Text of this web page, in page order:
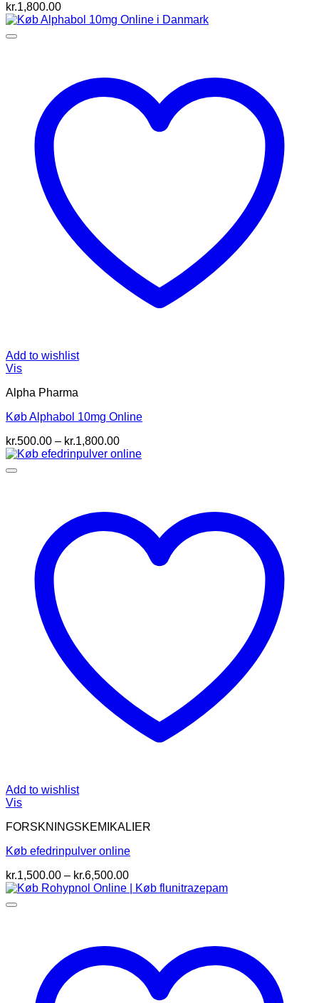
kr.1,800.00
Add to wishlist
Vis
Alpha Pharma
Køb Alphabol 10mg Online
kr.500.00 – kr.1,800.00Prisinterval:
kr.500.00
Add to wishlist
Vis
FORSKNINGSKEMIKALIER
Køb efedrinpulver online
kr.1,500.00 – kr.6,500.00Prisinterval:
kr.1,500.00